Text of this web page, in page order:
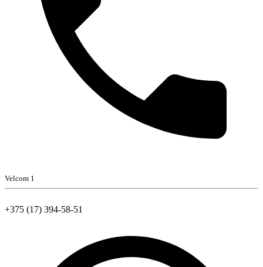
Velcom 1
+375 (17) 394-58-51